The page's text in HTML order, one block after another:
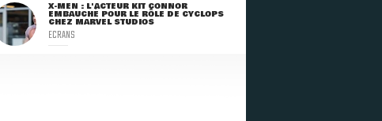
X-MEN : L'ACTEUR KIT CONNOR
EMBAUCHÉ POUR LE RÔLE DE CYCLOPS
CHEZ MARVEL STUDIOS
ECRANS